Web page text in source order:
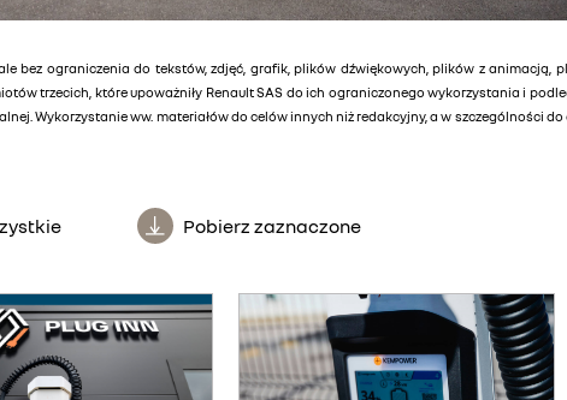
bez ograniczenia do tekstów, zdjęć, grafik, plików dźwiękowych, plików z animacją,
trzecich, które upoważniły Renault SAS do ich ograniczonego wykorzystania i
Wykorzystanie ww. materiałów do celów innych niż redakcyjny, a w szczególności
Pobierz zaznaczone